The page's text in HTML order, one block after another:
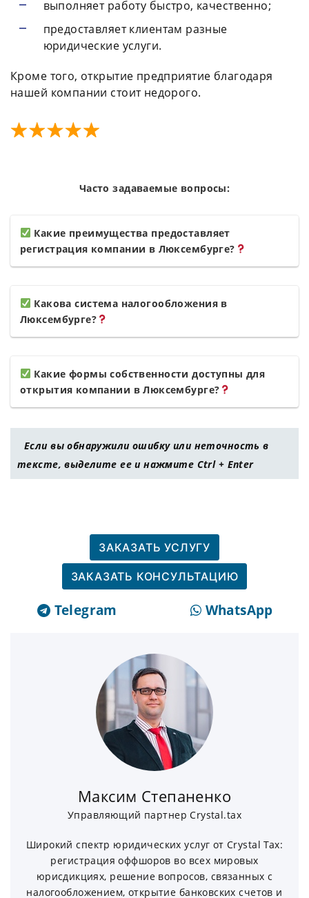
выполняет работу быстро, качественно;
предоставляет клиентам разные
юридические услуги.
Кроме того, открытие предприятие благодаря
нашей компании стоит недорого.
Часто задаваемые вопросы:
Какие преимущества предоставляет
регистрация компании в Люксембурге?
Какова система налогообложения в
Люксембурге?
Какие формы собственности доступны для
открытия компании в Люксембурге?
Если вы обнаружили ошибку или неточность в
тексте, выделите ее и нажмите Ctrl + Enter
ЗАКАЗАТЬ УСЛУГУ
ЗАКАЗАТЬ КОНСУЛЬТАЦИЮ
Telegram WhatsApp
Максим Степаненко
Управляющий партнер Crystal.tax
Широкий спектр юридических услуг от Crystal Tax:
регистрация оффшоров во всех мировых
юрисдикциях, решение вопросов, связанных с
налогообложением, открытие банковских счетов и